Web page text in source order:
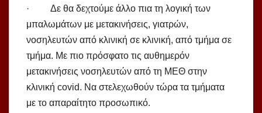
· Δε θα δεχτούμε άλλο πια τη λογική των
μπαλωμάτων με μετακινήσεις, γιατρών,
νοσηλευτών από κλινική σε κλινική, από τμήμα σε
τμήμα. Με πιο πρόσφατο τις αυθημερόν
μετακινήσεις νοσηλευτών από τη ΜΕΘ στην
κλινική covid. Να στελεχωθούν τώρα τα τμήματα
με το απαραίτητο προσωπικό.